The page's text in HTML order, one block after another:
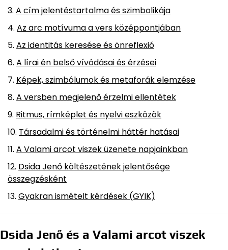
A cím jelentéstartalma és szimbolikája
Az arc motívuma a vers középpontjában
Az identitás keresése és önreflexió
A lírai én belső vívódásai és érzései
Képek, szimbólumok és metaforák elemzése
A versben megjelenő érzelmi ellentétek
Ritmus, rímképlet és nyelvi eszközök
Társadalmi és történelmi háttér hatásai
A Valami arcot viszek üzenete napjainkban
Dsida Jenő költészetének jelentősége
összegzésként
Gyakran ismételt kérdések (GYIK)
Dsida Jenő és a Valami arcot viszek